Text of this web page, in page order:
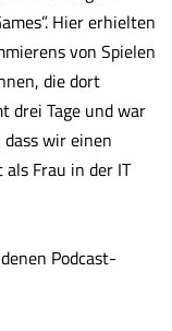
Hier erhielten
von Spielen
die dort
drei Tage und war
wir einen
Frau in der IT
Podcast-